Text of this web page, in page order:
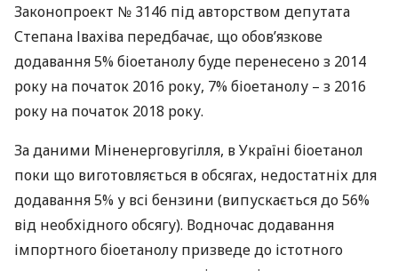
Законопроект № 3146 під авторством депутата
Степана Івахіва передбачає, що обов’язкове
додавання 5% біоетанолу буде перенесено з 2014
року на початок 2016 року, 7% біоетанолу – з 2016
року на початок 2018 року.
За даними Міненерговугілля, в Україні біоетанол
поки що виготовляється в обсягах, недостатніх для
додавання 5% у всі бензини (випускається до 56%
від необхідного обсягу). Водночас додавання
імпортного біоетанолу призведе до істотного